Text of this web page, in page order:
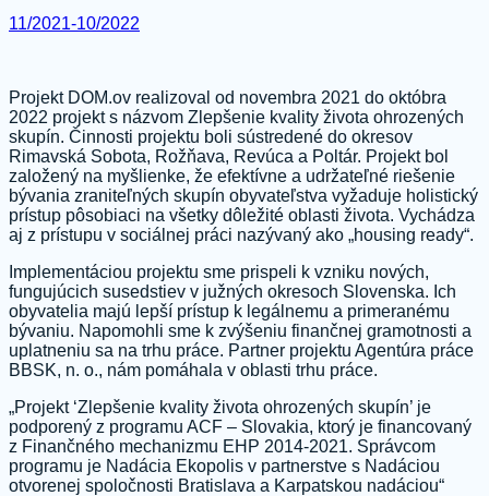
11/2021-10/2022
Projekt DOM.ov realizoval od novembra 2021 do októbra
2022 projekt s názvom Zlepšenie kvality života ohrozených
skupín. Činnosti projektu boli sústredené do okresov
Rimavská Sobota, Rožňava, Revúca a Poltár. Projekt bol
založený na myšlienke, že efektívne a udržateľné riešenie
bývania zraniteľných skupín obyvateľstva vyžaduje holistický
prístup pôsobiaci na všetky dôležité oblasti života. Vychádza
aj z prístupu v sociálnej práci nazývaný ako „housing ready“.
Implementáciou projektu sme prispeli k vzniku nových,
fungujúcich susedstiev v južných okresoch Slovenska. Ich
obyvatelia majú lepší prístup k legálnemu a primeranému
bývaniu. Napomohli sme k zvýšeniu finančnej gramotnosti a
uplatneniu sa na trhu práce. Partner projektu Agentúra práce
BBSK, n. o., nám pomáhala v oblasti trhu práce.
„Projekt ‘Zlepšenie kvality života ohrozených skupín’ je
podporený z programu ACF – Slovakia, ktorý je financovaný
z Finančného mechanizmu EHP 2014-2021. Správcom
programu je Nadácia Ekopolis v partnerstve s Nadáciou
otvorenej spoločnosti Bratislava a Karpatskou nadáciou“